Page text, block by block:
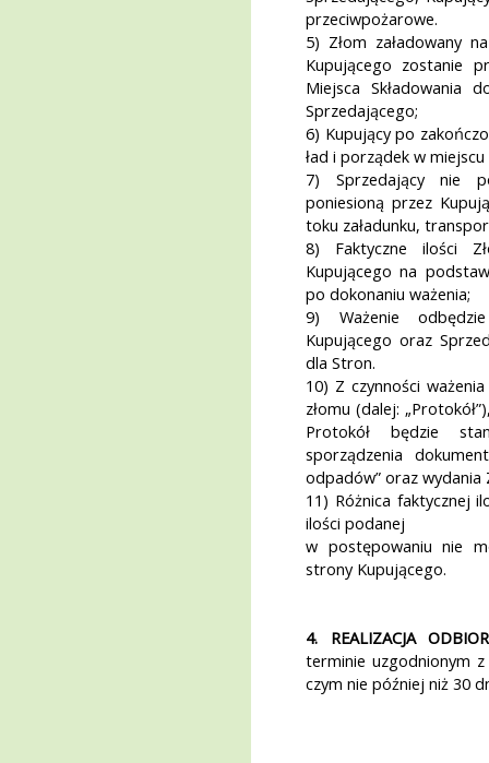
przeciwpożarowe.
5) Złom załadowany
Kupującego zostanie
Miejsca Składowania
Sprzedającego;
6) Kupujący po
ład i porządek w
7) Sprzedający nie
poniesioną przez
toku załadunku,
8) Faktyczne ilości
Kupującego na
po dokonaniu ważenia;
9) Ważenie
Kupującego oraz
dla Stron.
10) Z czynności
złomu (dalej:
Protokół będzie
sporządzenia
odpadów” oraz wydania
11) Różnica faktycznej
ilości podanej
w postępowaniu nie
strony Kupującego.
4. REALIZACJA
terminie uzgodnionym
czym nie później niż 30